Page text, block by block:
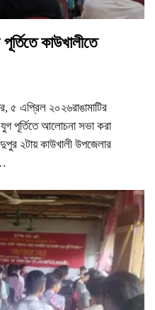
কাউখালীতে
৫ এপ্রিল ২০২৬রাঙামাটির
পূর্তিতে আলোচনা সভা করা
২টায় কাউখালী উপজেলার